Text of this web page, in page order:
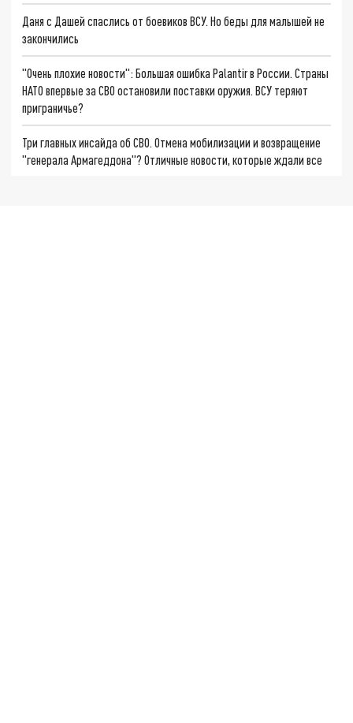
Даня с Дашей спаслись от боевиков ВСУ. Но беды для малышей не
закончились
"Очень плохие новости": Большая ошибка Palantir в России. Страны
НАТО впервые за СВО остановили поставки оружия. ВСУ теряют
приграничье?
Три главных инсайда об СВО. Отмена мобилизации и возвращение
"генерала Армагеддона"? Отличные новости, которые ждали все